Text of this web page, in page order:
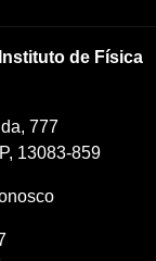
de Física
777
13083-859